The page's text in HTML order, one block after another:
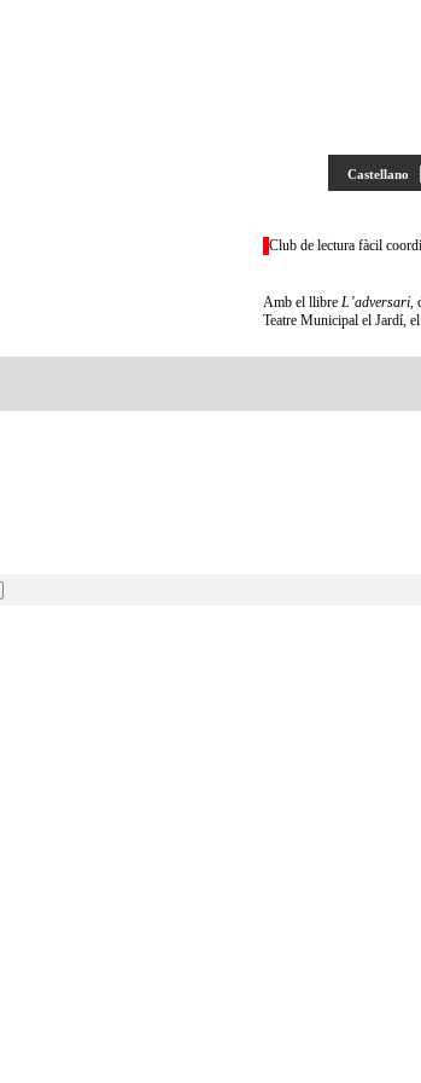
Castellano
Club de lectura fàcil
Amb el llibre L’adversari,
Teatre Municipal el Jardí,